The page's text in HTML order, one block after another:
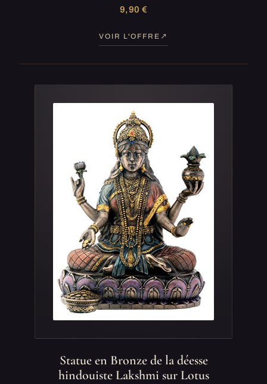
9,90 €
VOIR L'OFFRE
Statue en Bronze de la déesse
hindouiste Lakshmi sur Lotus